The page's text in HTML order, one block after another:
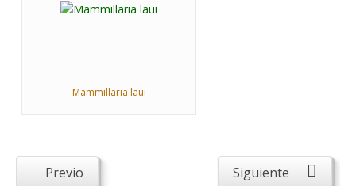
Mammillaria laui
Previo Siguiente